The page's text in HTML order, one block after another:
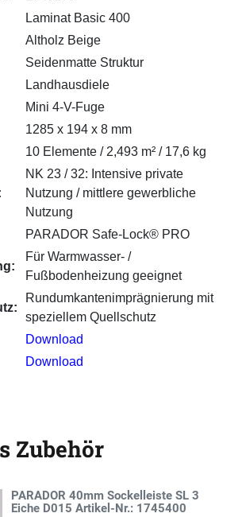
Laminat Basic 400
Altholz Beige
Seidenmatte Struktur
Landhausdiele
Mini 4-V-Fuge
1285 x 194 x 8 mm
10 Elemente / 2,493 m² / 17,6 kg
NK 23 / 32: Intensive private
Nutzung / mittlere gewerbliche
Nutzung
PARADOR Safe-Lock® PRO
Für Warmwasser- /
Fußbodenheizung geeignet
Rundumkantenimprägnierung mit
speziellem Quellschutz
Download
Download
Zubehör
PARADOR 40mm Sockelleiste SL 3
Eiche D015 Artikel-Nr.: 1745400